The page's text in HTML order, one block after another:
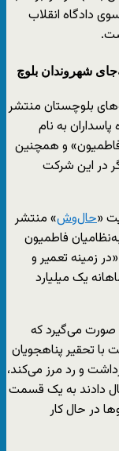
دادگاه انقلاب
شهروندان بلوچ
بلوچستان منتشر
به نام
و همچنین
در این شرکت
«حال‌وش» منتشر
فاطمیون
زمینه تعمیر و
کارگر قرارداد ماهانه یک میلیارد
صورت می‌گیرد که
با تحقیر پناهجویان
و رد مرز می‌کند،
دادند به یک قسمت
در حال کار